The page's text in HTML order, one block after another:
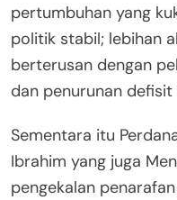
pertumbuhan yang
politik stabil; lebihan
berterusan dengan
dan penurunan defisit
Sementara itu
Ibrahim yang juga
pengekalan